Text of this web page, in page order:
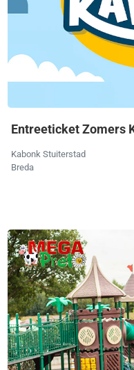
Entreeticket Zomers
Kabonk Stuiterstad
Breda